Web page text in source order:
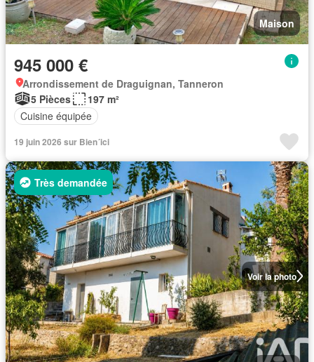
Maison
945 000 €
Arrondissement de Draguignan, Tanneron
5 Pièces
197 m²
Cuisine équipée
19 juin 2026 sur Bien´ici
Voir la photo
Très demandée